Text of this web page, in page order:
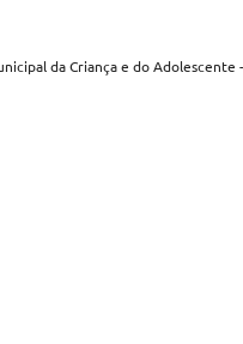
da Criança e do Adolescente